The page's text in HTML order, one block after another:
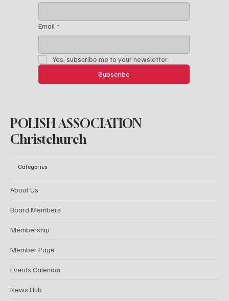
Email *
Yes, subscribe me to your newsletter.
Subscribe
POLISH ASSOCIATION
Christchurch
Categories
Events Calendar
News Hub
About Us
Board Members
Membership
Member Page